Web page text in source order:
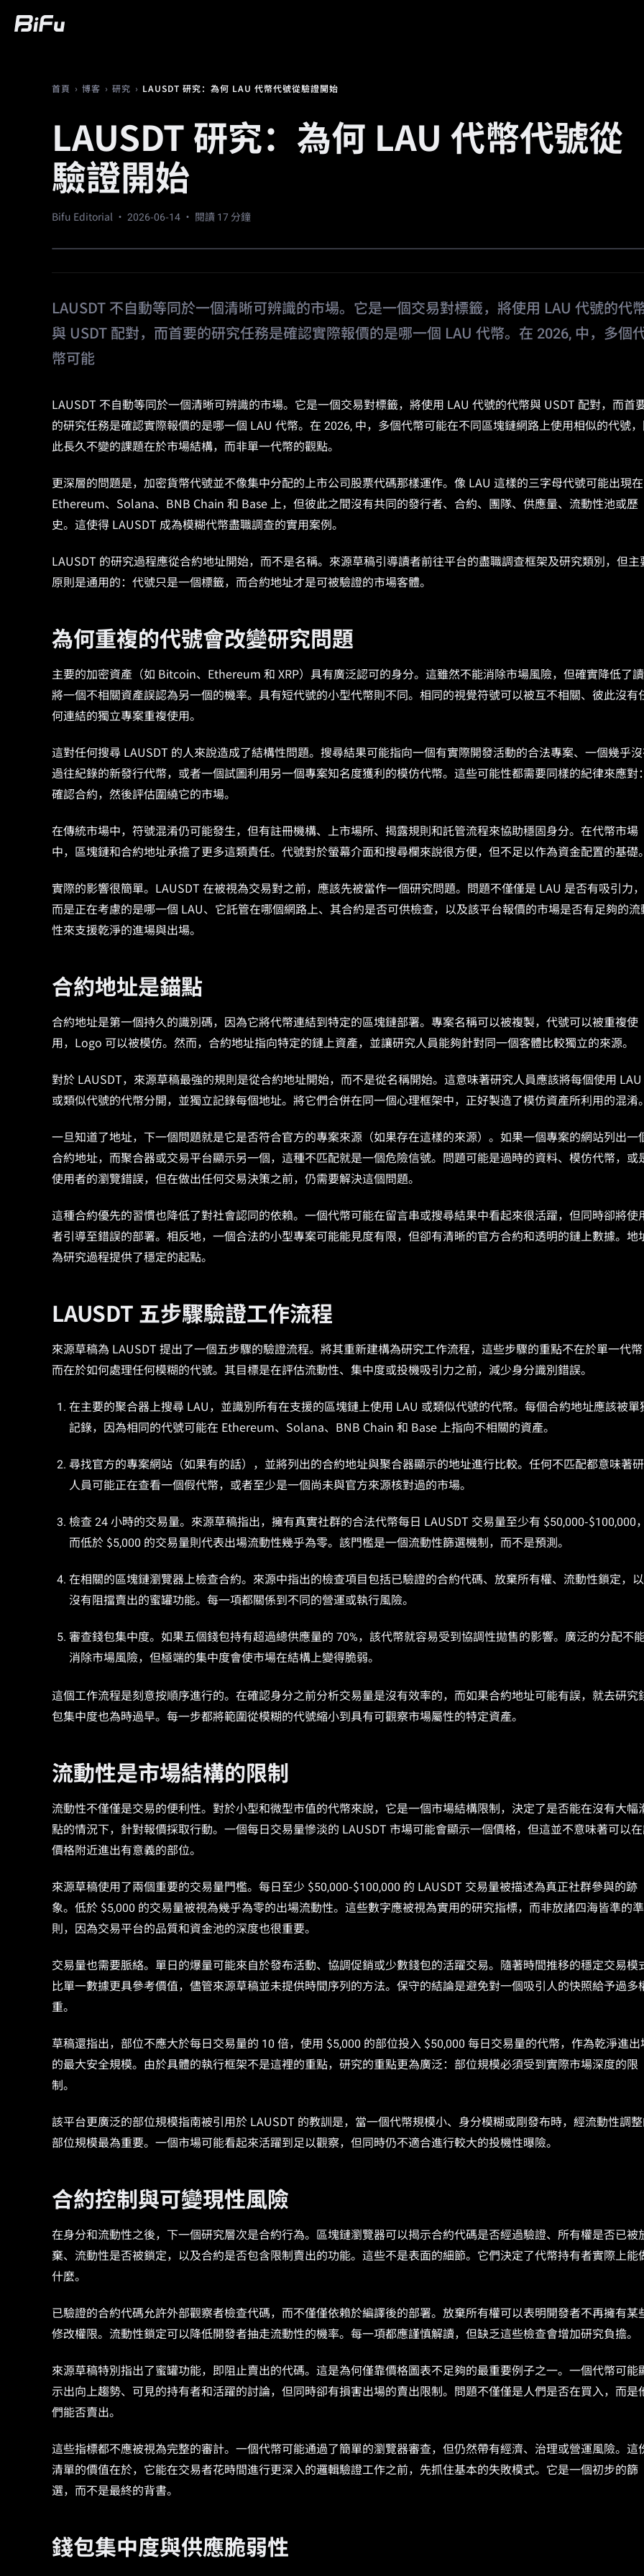
首頁 › 博客 › 研究 › LAUSDT 研究：為何 LAU 代幣代號從驗證開始
LAUSDT 研究：為何 LAU 代幣代號從
驗證開始
Bifu Editorial · 2026-06-14 · 閱讀 17 分鐘
LAUSDT 不自動等同於一個清晰可辨識的市場。它是一個交易對標籤，將使用 LAU 代號的代
與 USDT 配對，而首要的研究任務是確認實際報價的是哪一個 LAU 代幣。在 2026, 中，多個
幣可能
LAUSDT 不自動等同於一個清晰可辨識的市場。它是一個交易對標籤，將使用 LAU 代號的代幣與 USDT 配對，而首
的研究任務是確認實際報價的是哪一個 LAU 代幣。在 2026, 中，多個代幣可能在不同區塊鏈網路上使用相似的代號
此長久不變的課題在於市場結構，而非單一代幣的觀點。
更深層的問題是，加密貨幣代號並不像集中分配的上市公司股票代碼那樣運作。像 LAU 這樣的三字母代號可能出現在
Ethereum、Solana、BNB Chain 和 Base 上，但彼此之間沒有共同的發行者、合約、團隊、供應量、流動性池或歷
史。這使得 LAUSDT 成為模糊代幣盡職調查的實用案例。
LAUSDT 的研究過程應從合約地址開始，而不是名稱。來源草稿引導讀者前往平台的盡職調查框架及研究類別，但主
原則是通用的：代號只是一個標籤，而合約地址才是可被驗證的市場客體。
為何重複的代號會改變研究問題
主要的加密資產（如 Bitcoin、Ethereum 和 XRP）具有廣泛認可的身分。這雖然不能消除市場風險，但確實降低了
將一個不相關資產誤認為另一個的機率。具有短代號的小型代幣則不同。相同的視覺符號可以被互不相關、彼此沒有
何連結的獨立專案重複使用。
這對任何搜尋 LAUSDT 的人來說造成了結構性問題。搜尋結果可能指向一個有實際開發活動的合法專案、一個幾乎
過往紀錄的新發行代幣，或者一個試圖利用另一個專案知名度獲利的模仿代幣。這些可能性都需要同樣的紀律來應對：
確認合約，然後評估圍繞它的市場。
在傳統市場中，符號混淆仍可能發生，但有註冊機構、上市場所、揭露規則和託管流程來協助穩固身分。在代幣市場
中，區塊鏈和合約地址承擔了更多這類責任。代號對於螢幕介面和搜尋欄來說很方便，但不足以作為資金配置的基礎。
實際的影響很簡單。LAUSDT 在被視為交易對之前，應該先被當作一個研究問題。問題不僅僅是 LAU 是否有吸引力，
而是正在考慮的是哪一個 LAU、它託管在哪個網路上、其合約是否可供檢查，以及該平台報價的市場是否有足夠的流
性來支援乾淨的進場與出場。
合約地址是錨點
合約地址是第一個持久的識別碼，因為它將代幣連結到特定的區塊鏈部署。專案名稱可以被複製，代號可以被重複使
用，Logo 可以被模仿。然而，合約地址指向特定的鏈上資產，並讓研究人員能夠針對同一個客體比較獨立的來源。
對於 LAUSDT，來源草稿最強的規則是從合約地址開始，而不是從名稱開始。這意味著研究人員應該將每個使用 LAU
或類似代號的代幣分開，並獨立記錄每個地址。將它們合併在同一個心理框架中，正好製造了模仿資產所利用的混淆。
一旦知道了地址，下一個問題就是它是否符合官方的專案來源（如果存在這樣的來源）。如果一個專案的網站列出一
合約地址，而聚合器或交易平台顯示另一個，這種不匹配就是一個危險信號。問題可能是過時的資料、模仿代幣，或
使用者的瀏覽錯誤，但在做出任何交易決策之前，仍需要解決這個問題。
這種合約優先的習慣也降低了對社會認同的依賴。一個代幣可能在留言串或搜尋結果中看起來很活躍，但同時卻將使
者引導至錯誤的部署。相反地，一個合法的小型專案可能能見度有限，但卻有清晰的官方合約和透明的鏈上數據。地
為研究過程提供了穩定的起點。
LAUSDT 五步驟驗證工作流程
來源草稿為 LAUSDT 提出了一個五步驟的驗證流程。將其重新建構為研究工作流程，這些步驟的重點不在於單一代幣
而在於如何處理任何模糊的代號。其目標是在評估流動性、集中度或投機吸引力之前，減少身分識別錯誤。
在主要的聚合器上搜尋 LAU，並識別所有在支援的區塊鏈上使用 LAU 或類似代號的代幣。每個合約地址應該被單
記錄，因為相同的代號可能在 Ethereum、Solana、BNB Chain 和 Base 上指向不相關的資產。
尋找官方的專案網站（如果有的話），並將列出的合約地址與聚合器顯示的地址進行比較。任何不匹配都意味著
人員可能正在查看一個假代幣，或者至少是一個尚未與官方來源核對過的市場。
檢查 24 小時的交易量。來源草稿指出，擁有真實社群的合法代幣每日 LAUSDT 交易量至少有 $50,000-$100,000，
而低於 $5,000 的交易量則代表出場流動性幾乎為零。該門檻是一個流動性篩選機制，而不是預測。
在相關的區塊鏈瀏覽器上檢查合約。來源中指出的檢查項目包括已驗證的合約代碼、放棄所有權、流動性鎖定，
沒有阻擋賣出的蜜罐功能。每一項都關係到不同的營運或執行風險。
審查錢包集中度。如果五個錢包持有超過總供應量的 70%，該代幣就容易受到協調性拋售的影響。廣泛的分配不
消除市場風險，但極端的集中度會使市場在結構上變得脆弱。
這個工作流程是刻意按順序進行的。在確認身分之前分析交易量是沒有效率的，而如果合約地址可能有誤，就去研究
包集中度也為時過早。每一步都將範圍從模糊的代號縮小到具有可觀察市場屬性的特定資產。
流動性是市場結構的限制
流動性不僅僅是交易的便利性。對於小型和微型市值的代幣來說，它是一個市場結構限制，決定了是否能在沒有大幅
點的情況下，針對報價採取行動。一個每日交易量慘淡的 LAUSDT 市場可能會顯示一個價格，但這並不意味著可以
價格附近進出有意義的部位。
來源草稿使用了兩個重要的交易量門檻。每日至少 $50,000-$100,000 的 LAUSDT 交易量被描述為真正社群參與的跡
象。低於 $5,000 的交易量被視為幾乎為零的出場流動性。這些數字應被視為實用的研究指標，而非放諸四海皆準的準
則，因為交易平台的品質和資金池的深度也很重要。
交易量也需要脈絡。單日的爆量可能來自於發布活動、協調促銷或少數錢包的活躍交易。隨著時間推移的穩定交易模
比單一數據更具參考價值，儘管來源草稿並未提供時間序列的方法。保守的結論是避免對一個吸引人的快照給予過多
重。
草稿還指出，部位不應大於每日交易量的 10 倍，使用 $5,000 的部位投入 $50,000 每日交易量的代幣，作為乾淨進出
的最大安全規模。由於具體的執行框架不是這裡的重點，研究的重點更為廣泛：部位規模必須受到實際市場深度的限
制。
該平台更廣泛的部位規模指南被引用於 LAUSDT 的教訓是，當一個代幣規模小、身分模糊或剛發布時，經流動性調
部位規模最為重要。一個市場可能看起來活躍到足以觀察，但同時仍不適合進行較大的投機性曝險。
合約控制與可變現性風險
在身分和流動性之後，下一個研究層次是合約行為。區塊鏈瀏覽器可以揭示合約代碼是否經過驗證、所有權是否已被
棄、流動性是否被鎖定，以及合約是否包含限制賣出的功能。這些不是表面的細節。它們決定了代幣持有者實際上能
什麼。
已驗證的合約代碼允許外部觀察者檢查代碼，而不僅僅依賴於編譯後的部署。放棄所有權可以表明開發者不再擁有某
修改權限。流動性鎖定可以降低開發者抽走流動性的機率。每一項都應謹慎解讀，但缺乏這些檢查會增加研究負擔。
來源草稿特別指出了蜜罐功能，即阻止賣出的代碼。這是為何僅靠價格圖表不足夠的最重要例子之一。一個代幣可能
示出向上趨勢、可見的持有者和活躍的討論，但同時卻有損害出場的賣出限制。問題不僅僅是人們是否在買入，而是
們能否賣出。
這些指標都不應被視為完整的審計。一個代幣可能通過了簡單的瀏覽器審查，但仍然帶有經濟、治理或營運風險。這
清單的價值在於，它能在交易者花時間進行更深入的邏輯驗證工作之前，先抓住基本的失敗模式。它是一個初步的篩
選，而不是最終的背書。
錢包集中度與供應脆弱性